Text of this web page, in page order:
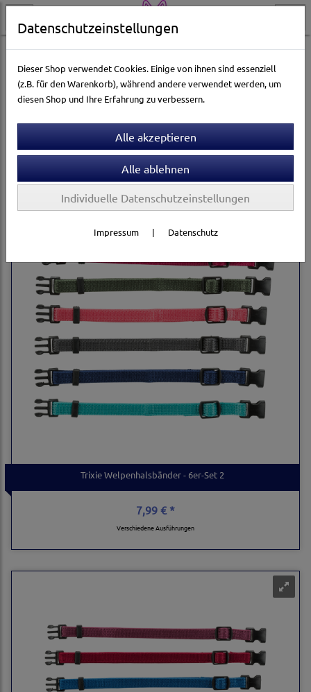
Hundewelt Halsbänder & Leinen Halsbänder
Sortierung wählen
Trixie Welpenhalsbänder - 6er-Set 2
7,99 € *
Verschiedene Ausführungen
Datenschutzeinstellungen
Dieser Shop verwendet Cookies. Einige von ihnen sind essenziell
(z.B. für den Warenkorb), während andere verwendet werden, um
diesen Shop und Ihre Erfahrung zu verbessern.
Individuelle Datenschutzeinstellungen
Impressum | Datenschutz